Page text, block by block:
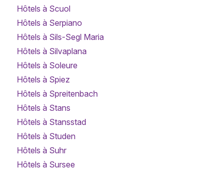
Hôtels à Scuol
Hôtels à Serpiano
Hôtels à Sils-Segl Maria
Hôtels à Silvaplana
Hôtels à Soleure
Hôtels à Spiez
Hôtels à Spreitenbach
Hôtels à Stans
Hôtels à Stansstad
Hôtels à Studen
Hôtels à Suhr
Hôtels à Sursee